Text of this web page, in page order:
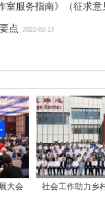
室服务指南》（征求
点
2022-02-17
大会 社会工作助力乡